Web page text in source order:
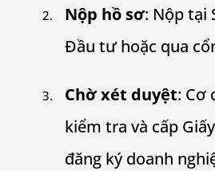
Nộp hồ sơ: Nộp tại
Đầu tư hoặc qua
Chờ xét duyệt: Cơ
kiểm tra và cấp
đăng ký doanh